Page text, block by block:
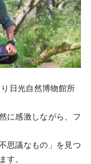
日光自然博物館所
に感激しながら、フ
思議なもの」を見つ
す。